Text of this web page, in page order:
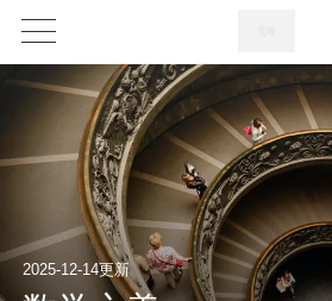
1X
2025-12-14更新